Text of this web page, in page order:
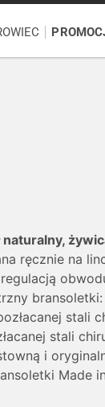
ręcznie na
stali
stali
i
Made